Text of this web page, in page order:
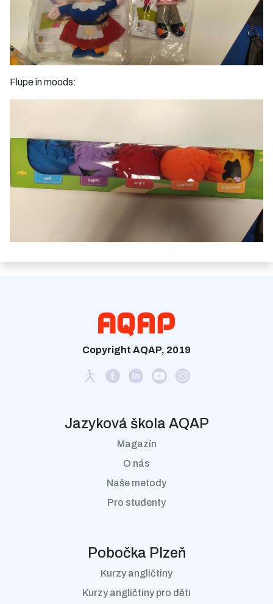
Flupe in moods:
Copyright AQAP, 2019
Jazyková škola AQAP
Magazín
O nás
Naše metody
Pro studenty
Pobočka Plzeň
Kurzy angličtiny
Kurzy angličtiny pro děti